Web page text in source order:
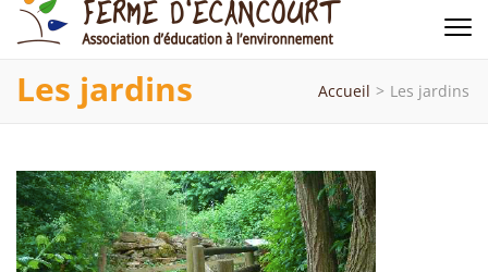
Ferme d'Ecancourt
Les jardins Accueil > Les jardins